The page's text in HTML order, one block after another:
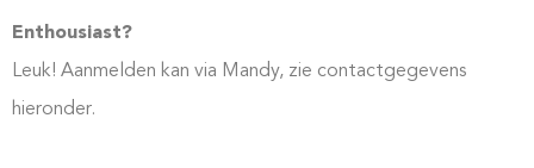
Enthousiast?
Leuk! Aanmelden kan via Mandy, zie contactgegevens
hieronder.